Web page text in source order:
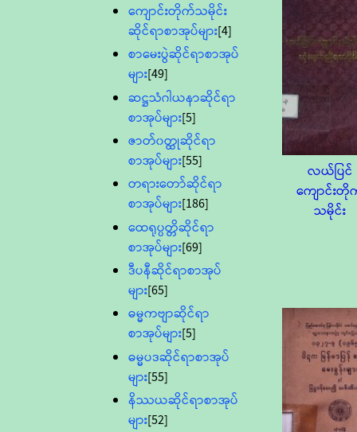
ကျောင်းတိုက်သမိုင်း
ဆိုင်ရာစာအုပ်များ[4]
စာမေးပွဲဆိုင်ရာစာအုပ်
များ[49]
ဆဋ္ဌသံဂါယနာဆိုင်ရာ
စာအုပ်များ[5]
ဇာတ်၀တ္ထုဆိုင်ရာ
စာအုပ်များ[55]
တရားတော်ဆိုင်ရာ
စာအုပ်များ[186]
ထေရုပ္ပတ္တိဆိုင်ရာ
စာအုပ်များ[69]
ဒီပနီဆိုင်ရာစာအုပ်
များ[65]
ဓမ္မကဗျာဆိုင်ရာ
စာအုပ်များ[5]
ဓမ္မပဒဆိုင်ရာစာအုပ်
များ[55]
နိဿယဆိုင်ရာစာအုပ်
များ[52]
လယ်ပြင်
ကျောင်း
သမိုင်း